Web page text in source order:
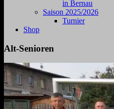
in Bernau
Saison 2025/2026
Turnier
Shop
Alt-Senioren